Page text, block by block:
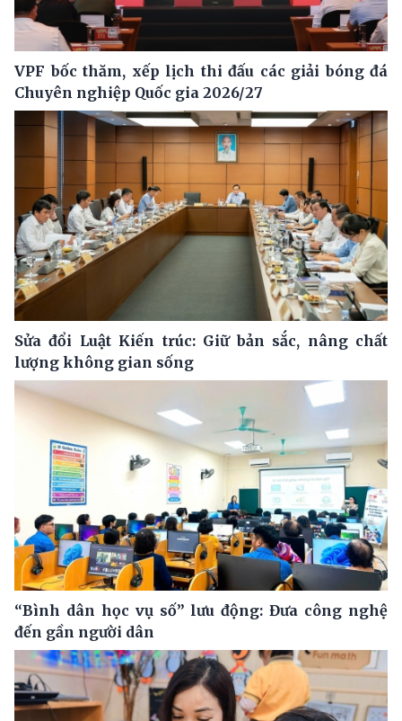
VPF bốc thăm, xếp lịch thi đấu các giải bóng đá
Chuyên nghiệp Quốc gia 2026/27
Sửa đổi Luật Kiến trúc: Giữ bản sắc, nâng chất
lượng không gian sống
“Bình dân học vụ số” lưu động: Đưa công nghệ
đến gần người dân